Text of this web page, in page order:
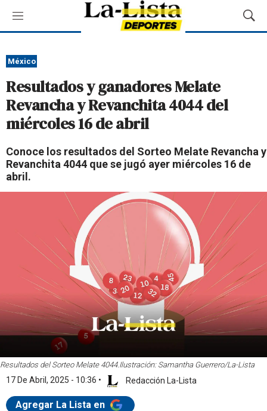
M
e
ú
M
o
q
u
e
México
Resultados y ganadores Melate
Revancha y Revanchita 4044 del
miércoles 16 de abril
Conoce los resultados del Sorteo Melate Revancha y
Revanchita 4044 que se jugó ayer miércoles 16 de
abril.
Resultados del Sorteo Melate 4044. Ilustración: Samantha Guerrero/La-Lista
17 De Abril, 2025 - 10:36 • Redacción La-Lista
Agregar La Lista en